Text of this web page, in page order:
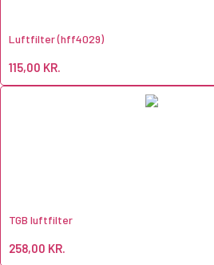
Luftfilter (hff4029)
115,00 KR.
TGB luftfilter
258,00 KR.